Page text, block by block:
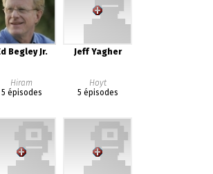
Begley Jr.
Hiram
5 épisodes
Jeff Yagher
Hoyt
5 épisodes